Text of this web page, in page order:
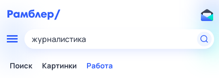
журналистика
Поиск Картинки Работа